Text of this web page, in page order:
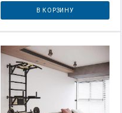
В КОРЗИНУ